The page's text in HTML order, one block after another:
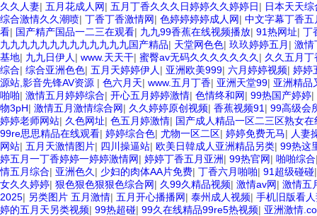
久久人妻| 五月花成人网| 五月丁香久久久日婷婷久久婷婷日| 日本天天综
综合激情久久潮喷| 丁香丁香激情网| 色婷婷婷婷成人网| 中文字幕丁香五
看| 国产精产国品一二三在观看| 九九99香蕉在线视频播放| 91热网址| 丁
九九九九九九九九九九九九九国产精品| 天堂网色色| 玖玖婷婷五月 | 激情
基地| 九九日伊人 | www.天天干| 蜜臀av无码久久久久久久久 | 久久五月丁
综合| 综合亚洲色色| 五月天婷婷伊人 | 亚洲欧美999| 六月婷婷视频| 婷婷
源站,影音先锋AV资源 | 色六月天| www.五月丁香| 亚洲天堂99| 亚洲精品
啪啪| 激情五月婷婷综合| 开心五月婷婷激情| 色情终和网| 99热国产婷婷|
物3pH| 激情五月激情综合网| 久久婷婷原创视频| 香蕉视频91 | 99高级会
婷婷老师网站| 久色网址| 色五月婷激情| 国产成人精品一区二三区熟女在
99re思思精品在线观看| 婷婷综合色| 尤物一区二区| 婷婷免费无马| 人妻
网站| 五月天激情图片| 四川操逼站| 欧美日韓成人亚洲精品另类| 99热这
婷五月一丁香婷婷一婷婷激情网| 婷婷丁香五月亚洲| 99热官网| 啪啪综合
情五月综合| 亚洲色久 | 少妇的肉体AA片免费| 丁香六月啪啪| 91超级碰碰
女久久婷婷| 狠色狠色狠狠色综合网| 久99久精品视频| 激情av网| 激情五
2025| 另类图片 五月激情| 五月开心播播网| 泰州成人视频| 手机旧版看
婷的五月天另类视频| 99热超碰| 99久在线精品99re5热视频| 亚洲激情